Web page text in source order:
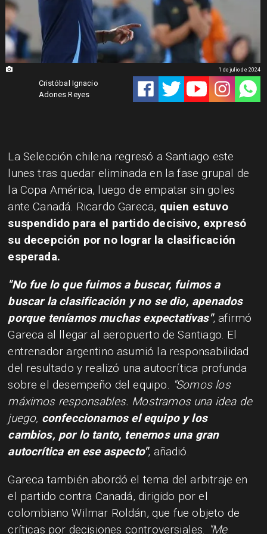
Cristóbal Ignacio
Adones Reyes
1 de julio de 2024
La Selección chilena regresó a Santiago este
lunes tras quedar eliminada en la fase grupal de
la Copa América, luego de empatar sin goles
ante Canadá. Ricardo Gareca, quien estuvo
suspendido para el partido decisivo, expresó
su decepción por no lograr la clasificación
esperada.
"No fue lo que fuimos a buscar, fuimos a
buscar la clasificación y no se dio, apenados
porque teníamos muchas expectativas", afirmó
Gareca al llegar al aeropuerto de Santiago. El
entrenador argentino asumió la responsabilidad
del resultado y realizó una autocrítica profunda
sobre el desempeño del equipo. "Somos los
máximos responsables. Mostramos una idea de
juego, confeccionamos el equipo y los
cambios, por lo tanto, tenemos una gran
autocrítica en ese aspecto", añadió.
Gareca también abordó el tema del arbitraje en
el partido contra Canadá, dirigido por el
colombiano Wilmar Roldán, que fue objeto de
críticas por decisiones controversiales. "Me